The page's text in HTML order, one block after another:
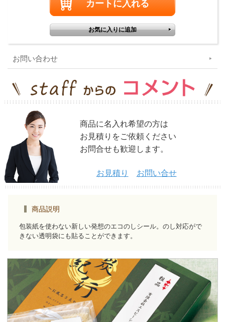
お問い合わせ
商品に名入れ希望の方は
お見積りをご依頼ください
お問合せも歓迎します。
お見積り お問い合せ
商品説明
包装紙を使わない新しい発想のエコのしシール。のし対応がで
きない透明袋にも貼ることができます。